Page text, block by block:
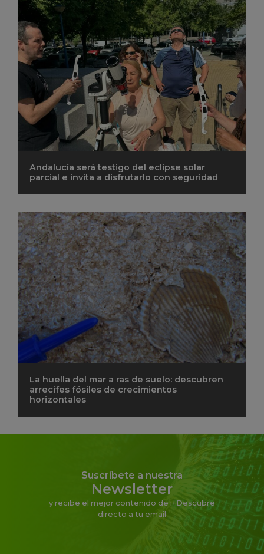
Andalucía será testigo del eclipse solar
parcial e invita a disfrutarlo con seguridad
La huella del mar a ras de suelo: descubren
arrecifes fósiles de crecimientos
horizontales
Suscríbete a nuestra
Newsletter
y recibe el mejor contenido de i+Descubre
directo a tu email